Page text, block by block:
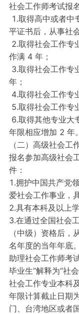
社会工作师考试报
1.取得高中或者中
平证书后，从事社
2.取得社会工作专
作满 4 年；
3.取得社会工作专
年；
4.取得社会工作专
5.取得社会工作专
6.取得其他专业大
年限相应增加 2 年。
（二）高级社会工
报名参加高级社会
件：
1.拥护中国共产党
爱社会工作事业，
2.具有本科及以上
3.在通过全国社会
（中级）资格后
名年度的当年年底。
助理社会工作师考
毕业生”解释为“社
社会工作专业本科
年限计算截止日期
门、台湾地区或者